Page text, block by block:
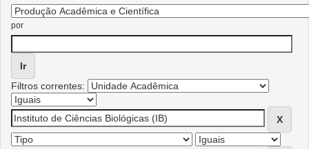
por
Filtros correntes: